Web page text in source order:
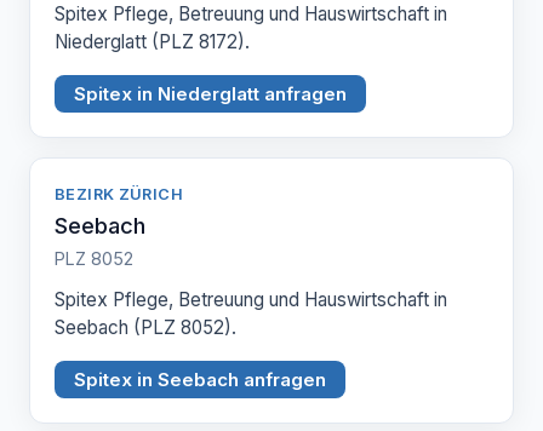
Spitex Pflege, Betreuung und Hauswirtschaft in
Niederglatt (PLZ 8172).
Spitex in Niederglatt anfragen
BEZIRK ZÜRICH
Seebach
PLZ 8052
Spitex Pflege, Betreuung und Hauswirtschaft in
Seebach (PLZ 8052).
Spitex in Seebach anfragen